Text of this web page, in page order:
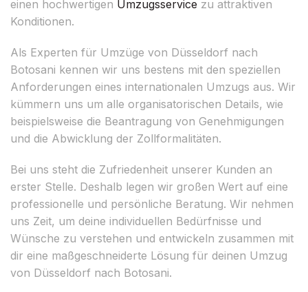
einen hochwertigen Umzugsservice zu attraktiven
Konditionen.
Als Experten für Umzüge von Düsseldorf nach
Botosani kennen wir uns bestens mit den speziellen
Anforderungen eines internationalen Umzugs aus. Wir
kümmern uns um alle organisatorischen Details, wie
beispielsweise die Beantragung von Genehmigungen
und die Abwicklung der Zollformalitäten.
Bei uns steht die Zufriedenheit unserer Kunden an
erster Stelle. Deshalb legen wir großen Wert auf eine
professionelle und persönliche Beratung. Wir nehmen
uns Zeit, um deine individuellen Bedürfnisse und
Wünsche zu verstehen und entwickeln zusammen mit
dir eine maßgeschneiderte Lösung für deinen Umzug
von Düsseldorf nach Botosani.